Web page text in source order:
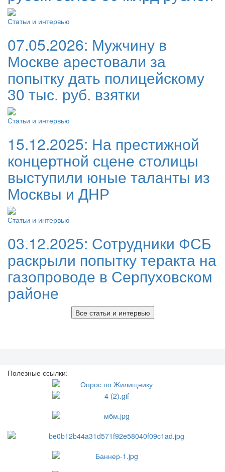
Статьи и интервью
07.05.2026: Мужчину в
Москве арестовали за
попытку дать полицейскому
30 тыс. руб. взятки
Статьи и интервью
15.12.2025: На престижной
концертной сцене столицы
выступили юные таланты из
Москвы и ДНР
Статьи и интервью
03.12.2025: Сотрудники ФСБ
раскрыли попытку теракта на
газопроводе в Серпуховском
районе
Все статьи и интервью
Полезные ссылки: